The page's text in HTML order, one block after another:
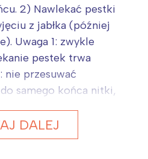
2) Nawlekać pestki
z jabłka (później
Uwaga 1: zwykle
pestek trwa
nie przesuwać
samego końca nitki,
DALEJ